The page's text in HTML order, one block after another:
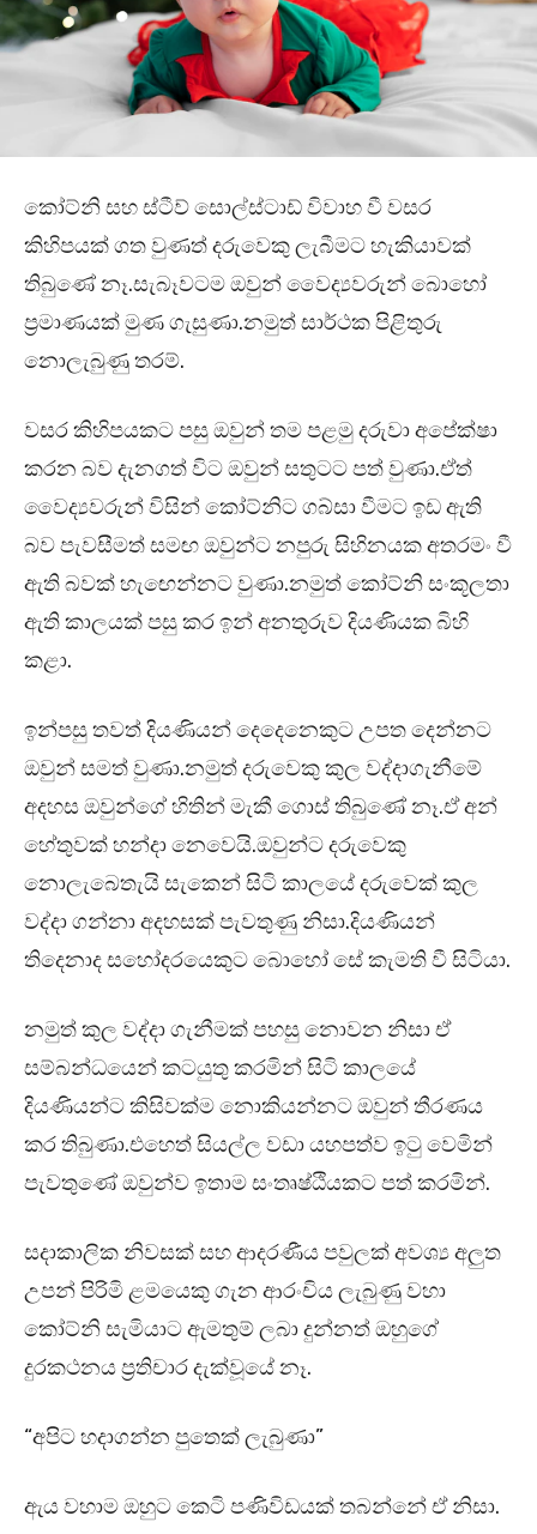
කෝට්නි සහ ස්ටීව් සොල්ස්ටාඩ් විවාහ වී වසර
කිහිපයක් ගත වුණත් දරුවෙකු ලැබීමට හැකියාවක්
තිබුණේ නෑ.සැබෑවටම ඔවුන් වෛද්‍යවරුන් බොහෝ
ප්‍රමාණයක් මුණ ගැසුණා.නමුත් සාර්ථක පිළිතුරු
නොලැබුණු තරම්.
වසර කිහිපයකට පසු ඔවුන් තම පළමු දරුවා අපේක්ෂා
කරන බව දැනගත් විට ඔවුන් සතුටට පත් වුණා.ඒත්
වෛද්‍යවරුන් විසින් කෝට්නිට ගබ්සා වීමට ඉඩ ඇති
බව පැවසීමත් සමඟ ඔවුන්ට නපුරු සිහිනයක අතරමං වී
ඇති බවක් හැඟෙන්නට වුණා.නමුත් කෝට්නි සංකූලතා
ඇති කාලයක් පසු කර ඉන් අනතුරුව දියණියක බිහි
කළා.
ඉන්පසු තවත් දියණියන් දෙදෙනෙකුට උපත දෙන්නට
ඔවුන් සමත් වුණා.නමුත් දරුවෙකු කුල වද්දාගැනීමේ
අදහස ඔවුන්ගේ හිතින් මැකී ගොස් තිබුණේ නෑ.ඒ අන්
හේතුවක් හන්දා නෙවෙයි.ඔවුන්ට දරුවෙකු
නොලැබෙතැයි සැකෙන් සිටි කාලයේ දරුවෙක් කුල
වද්දා ගන්නා අදහසක් පැවතුණු නිසා.දියණියන්
තිදෙනාද සහෝදරයෙකුට බොහෝ සේ කැමති වී සිටියා.
නමුත් කුල වද්දා ගැනීමක් පහසු නොවන නිසා ඒ
සම්බන්ධයෙන් කටයුතු කරමින් සිටි කාලයේ
දියණියන්ට කිසිවක්ම නොකියන්නට ඔවුන් තීරණය
කර තිබුණා.එහෙත් සියල්ල වඩා යහපත්ව ඉටු වෙමින්
පැවතුණේ ඔවුන්ව ඉතාම සංතෘෂ්ඨියකට පත් කරමින්.
සදාකාලික නිවසක් සහ ආදරණීය පවුලක් අවශ්‍ය අලුත
උපන් පිරිමි ළමයෙකු ගැන ආරංචිය ලැබුණු වහා
කෝට්නි සැමියාට ඇමතුම් ලබා දුන්නත් ඔහුගේ
දුරකථනය ප්‍රතිචාර දැක්වූයේ නෑ.
“අපිට හදාගන්න පුතෙක් ලැබුණා”
ඇය වහාම ඔහුට කෙටි පණිවිඩයක් තබන්නේ ඒ නිසා.